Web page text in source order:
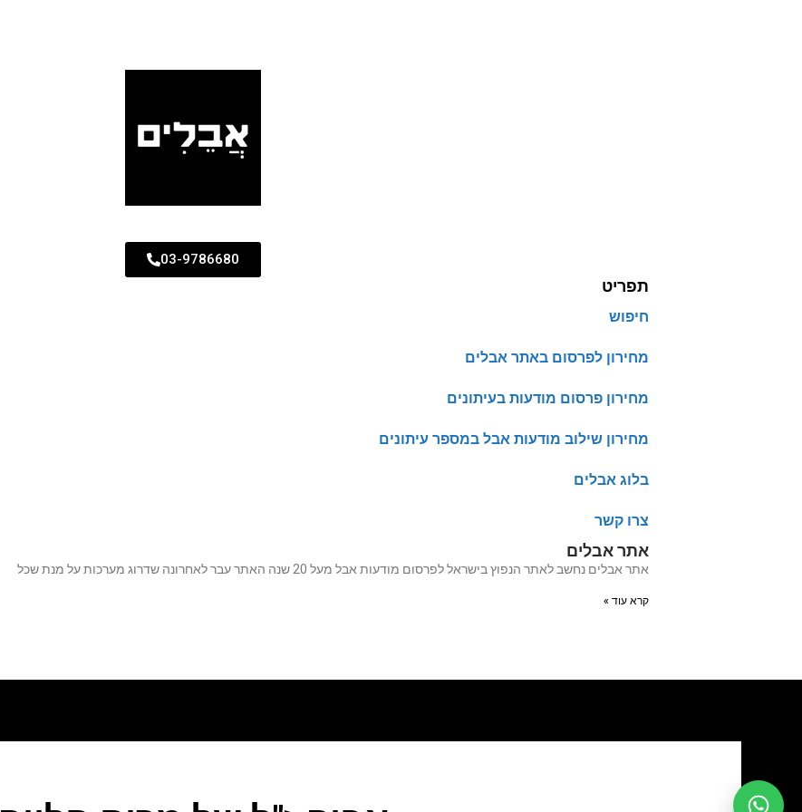
03-9786680
תפריט
חיפוש
מחירון לפרסום באתר אבלים
מחירון פרסום מודעות בעיתונים
מחירון שילוב מודעות אבל במספר עיתונים
בלוג אבלים
צרו קשר
אתר אבלים
אתר אבלים נחשב לאתר הנפוץ בישראל לפרסום מודעות אבל מעל 20 שנה האתר עבר לאחרונה שדרוג מערכות על מנת שכל
קרא עוד »